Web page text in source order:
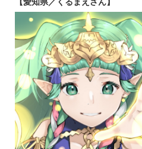
【愛知県／くるまえさん】